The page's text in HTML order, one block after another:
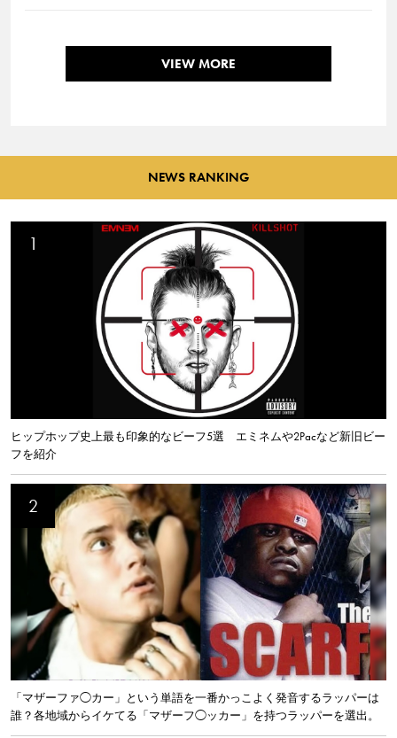
VIEW MORE
NEWS RANKING
ヒップホップ史上最も印象的なビーフ5選 エミネムや2Pacなど新旧ビー
フを紹介
「マザーファ◯カー」という単語を一番かっこよく発音するラッパーは
誰？各地域からイケてる「マザーフ◯ッカー」を持つラッパーを選出。